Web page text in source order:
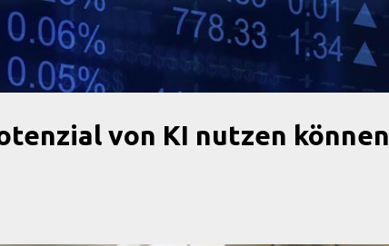
Direkt zum Hauptbereich
von KI nutzen können